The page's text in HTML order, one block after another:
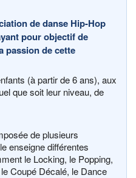
de danse Hip-Hop
pour objectif de
passion de cette
(à partir de 6 ans), aux
que soit leur niveau, de
de plusieurs
enseigne différentes
le Locking, le Popping,
Coupé Décalé, le Dance